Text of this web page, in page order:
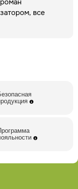
в фирменной
сайте
При повторной
все